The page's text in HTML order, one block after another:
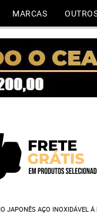
MARCAS
JAPONÊS AÇO INOXIDÁVEL